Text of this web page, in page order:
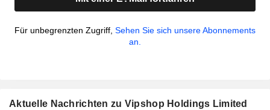
Für unbegrenzten Zugriff, Sehen Sie sich unsere Abonnements
an.
Aktuelle Nachrichten zu Vipshop Holdings Limited